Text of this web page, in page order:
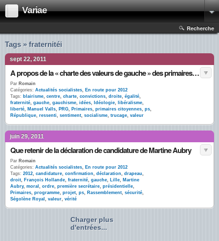
Variae
Recherche
Tags » fraternitéi
sept 22, 2011
A propos de la « charte des valeurs de gauche » des primaires citoyennes
Par Romain
Catégories: Actualités socialistes, En route pour 2012
Tags: blairisme, centre, charte, convictions, droite, égalité,
fraternité, gauche, gauchisme, idées, Idéologie, libéralisme,
liberté, Manuel Valls, PRG, Primaires, primaires citoyennes, ps,
République, ressenti, sentiment, socialisme, trucage, valeur
juin 29, 2011
Que retenir de la déclaration de candidature de Martine Aubry
Par Romain
Catégories: Actualités socialistes, En route pour 2012
Tags: 2012, candidature, confirmation, déclaration, drapeau,
droit, François Hollande, fraternité, gauche, Lille, Martine
Aubry, moral , ordre, première secrétaire, présidentielle,
Primaires, programme, projet, ps, Rassemblement, sécurité,
Ségolène Royal , valeur, vérité
Charger plus
d'entrées...